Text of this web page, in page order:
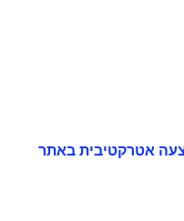
אטרקטיבית באתר